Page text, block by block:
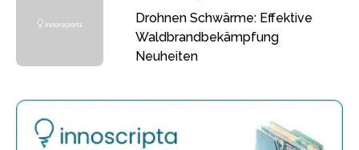
Drohnen Schwärme: Effektive
Waldbrandbekämpfung
Neuheiten